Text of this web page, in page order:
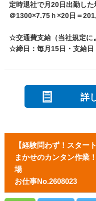
定時退社で月20日出勤した
＠1300×7.75ｈ×20日＝
☆交通費支給（当社規定に
☆締日：毎月15日・支給日
詳
【経験問わず！スタ
まかせのカンタン作業
場
お仕事No.2608023